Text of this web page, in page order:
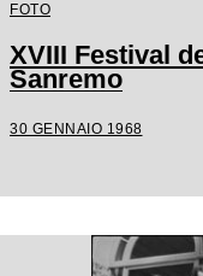
FOTO
XVIII Festival
Sanremo
30 GENNAIO 1968